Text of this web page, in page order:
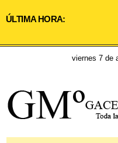
ÚLTIMA HORA:
viernes 7 de